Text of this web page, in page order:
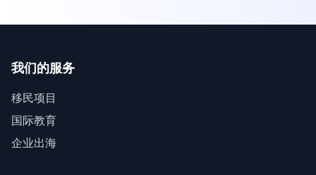
我们的服务
移民项目
国际教育
企业出海